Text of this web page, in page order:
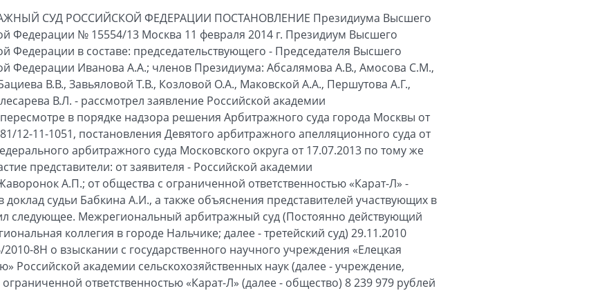
СУД РОССИЙСКОЙ ФЕДЕРАЦИИ ПОСТАНОВЛЕНИЕ Президиума Высшего
Федерации № 15554/13 Москва 11 февраля 2014 г. Президиум Высшего
Федерации в составе: председательствующего - Председателя Высшего
Федерации Иванова А.А.; членов Президиума: Абсалямова А.В., Амосова С.М.,
В.В., Завьяловой Т.В., Козловой О.А., Маковской А.А., Першутова А.Г.,
В.Л. - рассмотрел заявление Российской академии
в порядке надзора решения Арбитражного суда города Москвы от
12-11-1051, постановления Девятого арбитражного апелляционного суда от
арбитражного суда Московского округа от 17.07.2013 по тому же
представители: от заявителя - Российской академии
А.П.; от общества с ограниченной ответственностью «Карат-Л» -
судьи Бабкина А.И., а также объяснения представителей участвующих в
следующее. Межрегиональный арбитражный суд (Постоянно действующий
коллегия в городе Нальчике; далее - третейский суд) 29.11.2010
8Н о взыскании с государственного научного учреждения «Елецкая
Российской академии сельскохозяйственных наук (далее - учреждение,
ответственностью «Карат-Л» (далее - общество) 8 239 979 рублей